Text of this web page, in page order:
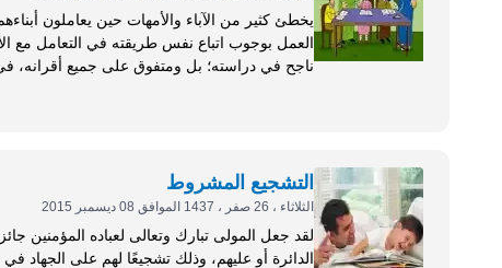
يخطئ كثير من الآباء والأمهات حين يعاملون
العمل بوجوب اتباع نفس طريقته في التعامل مع
ناجح في دراسته؛ بل ومتفوق على جميع أقرانه،
التشجيع المشروط
الثلاثاء ، 26 صفر ، 1437 الموافق 08 ديسمبر 2015
لقد جعل المولى تبارك وتعالى لعباده المؤمنين
الدائرة أو عليهم، وذلك تشجيعًا لهم على الجهاد